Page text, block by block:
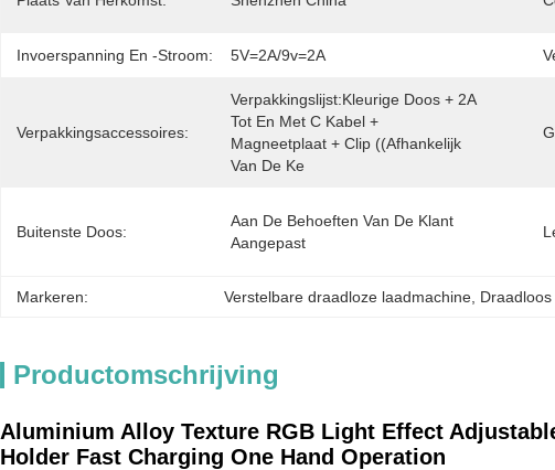
Invoerspanning En -stroom: 5V=2A/9v=2A
Verpakkingsaccessoires:
Verpakkingslijst:Kleurige Doos + 2A
Tot En Met C Kabel +
Magneetplaat + Clip ((afhankelijk
Van De Ke
Buitenste Doos:
Aan De Behoeften Van De Klant
Aangepast
Markeren: Verstelbare draadloze laadmachine
Productomschrijving
Aluminium Alloy Texture RGB Light Effect
Holder Fast Charging One Hand Operation